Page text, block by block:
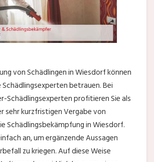
von Schädlingen in Wiesdorf können
Schädlingsexperten betrauen. Bei
Schädlingsexperten profitieren Sie als
sehr kurzfristigen Vergabe von
Schädlingsbekämpfung in Wiesdorf.
an, um ergänzende Aussagen
zu kriegen. Auf diese Weise